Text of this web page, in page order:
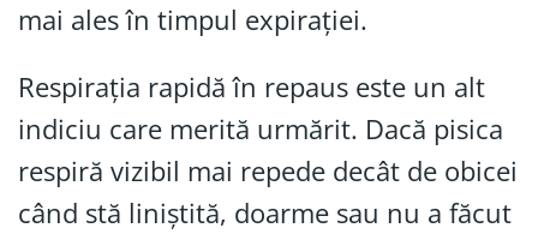
mai ales în timpul expirației.
Respirația rapidă în repaus este un alt
indiciu care merită urmărit. Dacă pisica
respiră vizibil mai repede decât de obicei
când stă liniștită, doarme sau nu a făcut